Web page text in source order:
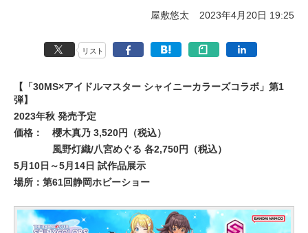
屋敷悠太 2023年4月20日 19:25
リスト
【「30MS×アイドルマスター シャイニーカラーズコラボ」第1
弾】
2023年秋 発売予定
価格：
櫻木真乃 3,520円（税込）
風野灯織/八宮めぐる 各2,750円（税込）
5月10日～5月14日 試作品展示
場所：第61回静岡ホビーショー